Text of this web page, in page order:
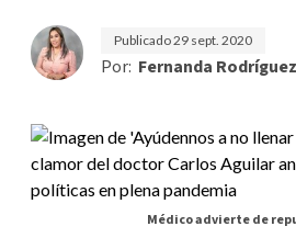
Publicado29 sept. 2020
Por: Fernanda Rodríguez
Médico advierte de